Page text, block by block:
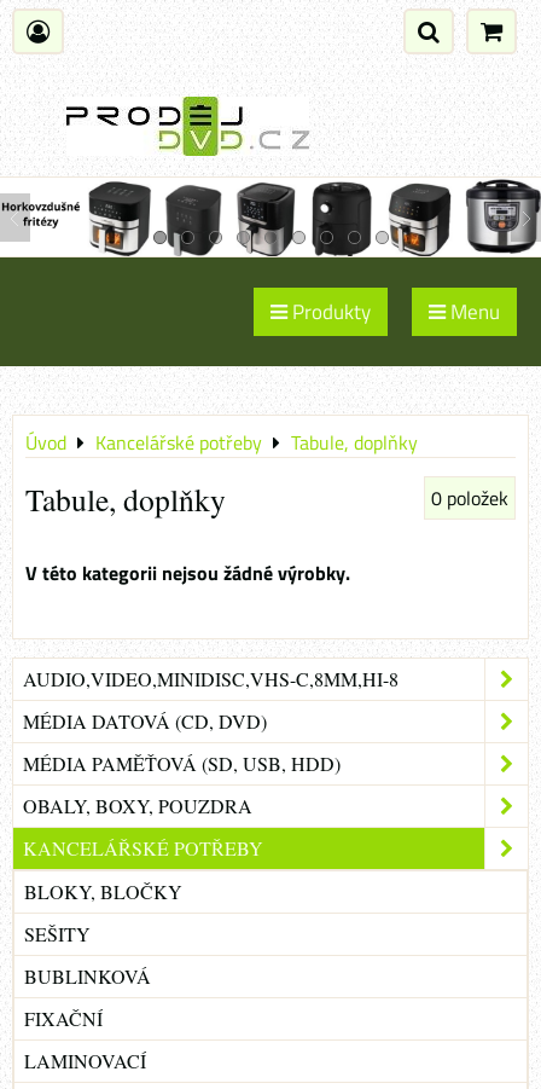
Produkty Menu
Úvod Kancelářské potřeby Tabule, doplňky
Tabule, doplňky 0 položek
AUDIO,VIDEO,MINIDISC,VHS-C,8MM,HI-8
MÉDIA DATOVÁ (CD, DVD)
MÉDIA PAMĚŤOVÁ (SD, USB, HDD)
OBALY, BOXY, POUZDRA
KANCELÁŘSKÉ POTŘEBY
BLOKY, BLOČKY
SEŠITY
BUBLINKOVÁ
FIXAČNÍ
LAMINOVACÍ